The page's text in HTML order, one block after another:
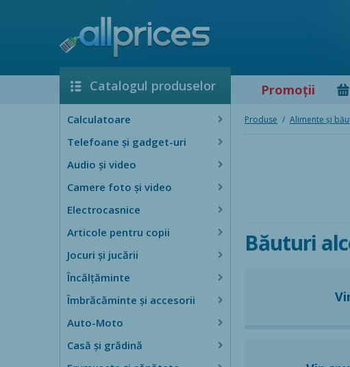
Catalogul produselor Promoţii
Calculatoare
Telefoane și gadget-uri
Audio şi video
Camere foto şi video
Electrocasnice
Articole pentru copii
Jocuri şi jucării
Încălţăminte
Îmbrăcăminte şi accesorii
Auto-Moto
Casă şi grădină
Produse / Alimente și
Băuturi